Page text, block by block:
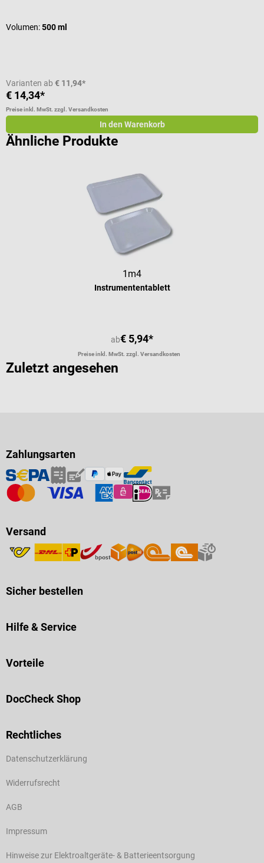
Volumen:500 ml
Varianten ab € 11,94*
€ 14,34*
Preise inkl. MwSt. zzgl. Versandkosten
In den Warenkorb
Ähnliche Produkte
1m4
Instrumententablett
ab€ 5,94*
Preise inkl. MwSt. zzgl. Versandkosten
Zuletzt angesehen
Zahlungsarten
Versand
Sicher bestellen
Hilfe & Service
Vorteile
DocCheck Shop
Rechtliches
Datenschutzerklärung
Widerrufsrecht
AGB
Impressum
Hinweise zur Elektroaltgeräte- & Batterieentsorgung